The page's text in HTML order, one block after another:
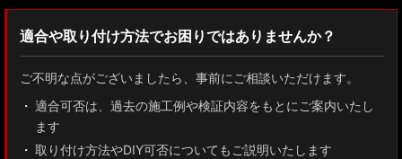
適合や取り付け方法でお困りではありませんか？
ご不明な点がございましたら、事前にご相談いただけます。
適合可否は、過去の施工例や検証内容をもとにご案内いたし
ます
取り付け方法やDIY可否についてもご説明いたします